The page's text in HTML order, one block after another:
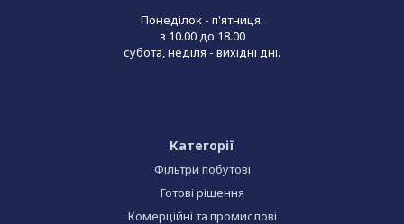
Понеділок - п'ятниця:
з 10.00 до 18.00
субота, неділя - вихідні дні.
Категорії
Фільтри побутові
Готові рішення
Комерційні та промислові